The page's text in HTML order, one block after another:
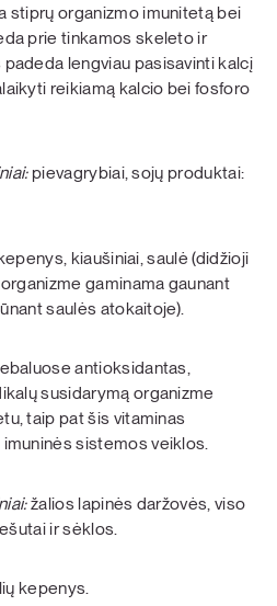
stiprų organizmo imunitetą bei
prie tinkamos skeleto ir
lengviau pasisavinti kalcį
reikiamą kalcio bei fosforo
pievagrybiai, sojų produktai:
kiaušiniai, saulė (didžioji
gaminama gaunant
saulės atokaitoje).
antioksidantas,
susidarymą organizme
taip pat šis vitaminas
sistemos veiklos.
žalios lapinės daržovės, viso
ir sėklos.
kepenys.